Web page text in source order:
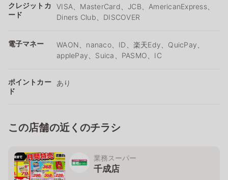
クレジットカ
ード
VISA、MasterCard、JCB、AmericanExpress、
Diners Club、DISCOVER
電子マネー
WAON、nanaco、ID、楽天Edy、QuicPay、
applePay、Suica、PASMO、IC
ポイントカー
ド
あり
この店舗の近くのチラシ
業務スーパー
千成店